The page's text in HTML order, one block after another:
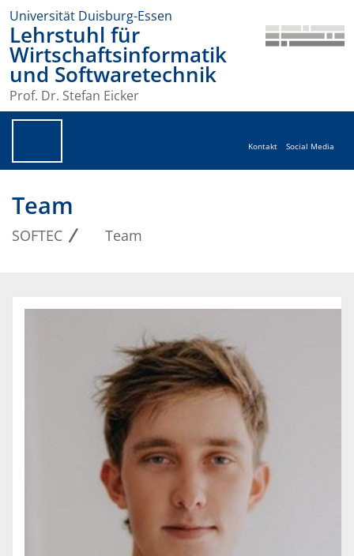
Universität Duisburg-Essen
Lehrstuhl für
Wirtschaftsinformatik
und Softwaretechnik
Prof. Dr. Stefan Eicker
Kontakt Social Media
Team
SOFTEC Team